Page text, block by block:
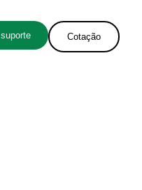
Cotação